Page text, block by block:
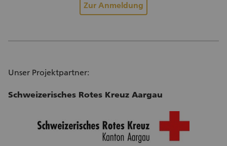
Zur Anmeldung
Unser Projektpartner:
Schweizerisches Rotes Kreuz Aargau